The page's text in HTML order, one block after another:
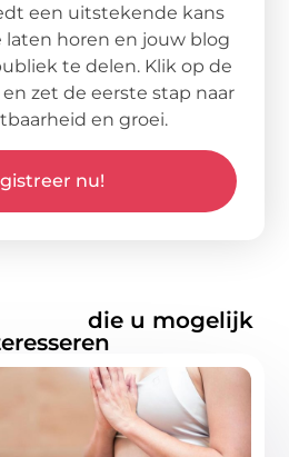
een uitstekende kans
horen en jouw blog
te delen. Klik op de
en zet de eerste stap naar
en groei.
nu!
die u mogelijk